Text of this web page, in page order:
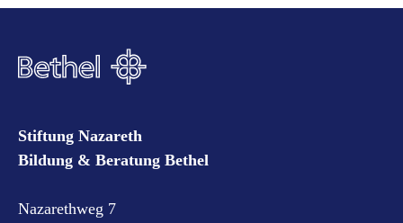
Stiftung Nazareth
Bildung & Beratung Bethel
Nazarethweg 7